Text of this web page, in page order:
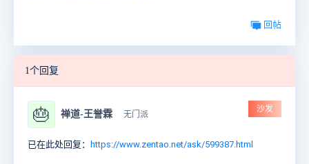
回帖
1个回复
🎂 禅道-王誉霖 无门派
沙发
已在此处回复： https://www.zentao.net/ask/599387.html